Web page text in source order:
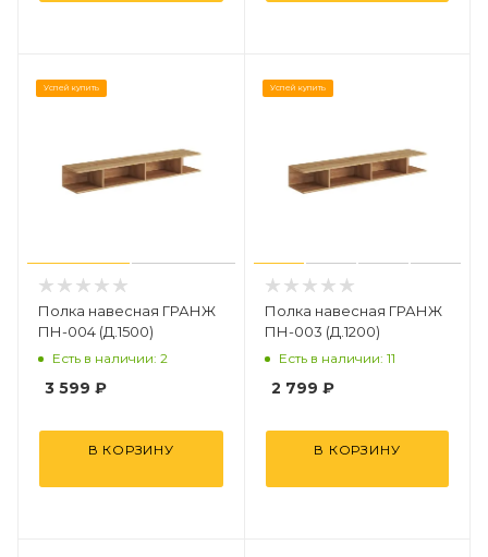
Успей купить
Полка навесная ГРАНЖ
ПН-004 (Д.1500)
Есть в наличии: 2
3 599 ₽
В КОРЗИНУ
Успей купить
Полка навесная ГРАНЖ
ПН-003 (Д.1200)
Есть в наличии: 11
2 799 ₽
В КОРЗИНУ